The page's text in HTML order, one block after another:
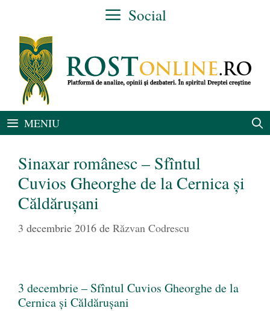
conținut
Social
MENIU
Sinaxar românesc – Sfîntul
Cuvios Gheorghe de la Cernica și
Căldărușani
3 decembrie 2016 de Răzvan Codrescu
3 decembrie – Sfîntul Cuvios Gheorghe de la
Cernica și Căldărușani